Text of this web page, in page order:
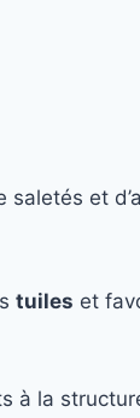
saletés et
tuiles et
à la